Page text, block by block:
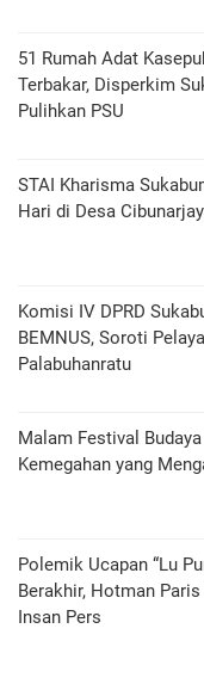
51 Rumah Adat
Terbakar, Disperkim
Pulihkan PSU
STAI Kharisma
Hari di Desa
Komisi IV DPRD
BEMNUS, Soroti
Palabuhanratu
Malam Festival
Kemegahan yang
Polemik Ucapan “Lu
Berakhir, Hotman
Insan Pers